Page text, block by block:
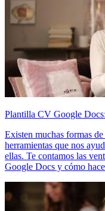
Plantilla CV Google
Existen muchas formas
herramientas que nos
ellas. Te contamos las
Google Docs y cómo